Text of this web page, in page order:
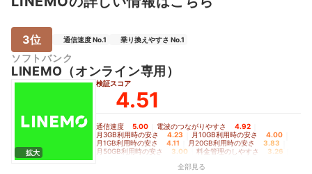
3位 通信速度 No.1 乗り換えやすさ No.1
ソフトバンク
LINEMO（オンライン専用）
拡大
検証スコア
4.51
通信速度 5.00 電波のつながりやすさ 4.92
月3GB利用時の安さ 4.23 月10GB利用時の安さ 4.00
月1GB利用時の安さ 4.11 月20GB利用時の安さ 3.83
月50GB利用時の安さ 3.00 料金管理のしやすさ 3.26
全部見る